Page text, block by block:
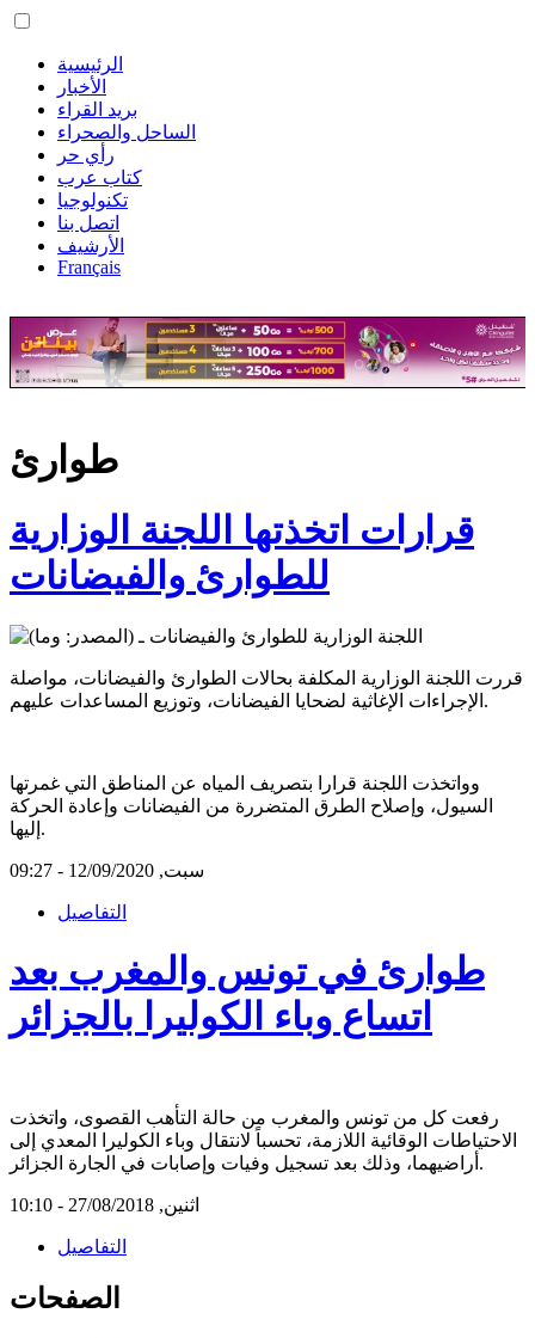
الرئيسية
الأخبار
بريد القراء
الساحل والصحراء
رأي حر
كتاب عرب
تكنولوجيا
اتصل بنا
الأرشيف
Français
طوارئ
قرارات اتخذتها اللجنة الوزارية
للطوارئ والفيضانات
قررت اللجنة الوزارية المكلفة بحالات الطوارئ والفيضانات، مواصلة
الإجراءات الإغاثية لضحايا الفيضانات، وتوزيع المساعدات عليهم.
وواتخذت اللجنة قرارا بتصريف المياه عن المناطق التي غمرتها
السيول، وإصلاح الطرق المتضررة من الفيضانات وإعادة الحركة
إليها.
سبت, 12/09/2020 - 09:27
التفاصيل
طوارئ في تونس والمغرب بعد
اتساع وباء الكوليرا بالجزائر
رفعت كل من تونس والمغرب من حالة التأهب القصوى، واتخذت
الاحتياطات الوقائية اللازمة، تحسباً لانتقال وباء الكوليرا المعدي إلى
أراضيهما، وذلك بعد تسجيل وفيات وإصابات في الجارة الجزائر.
اثنين, 27/08/2018 - 10:10
التفاصيل
الصفحات